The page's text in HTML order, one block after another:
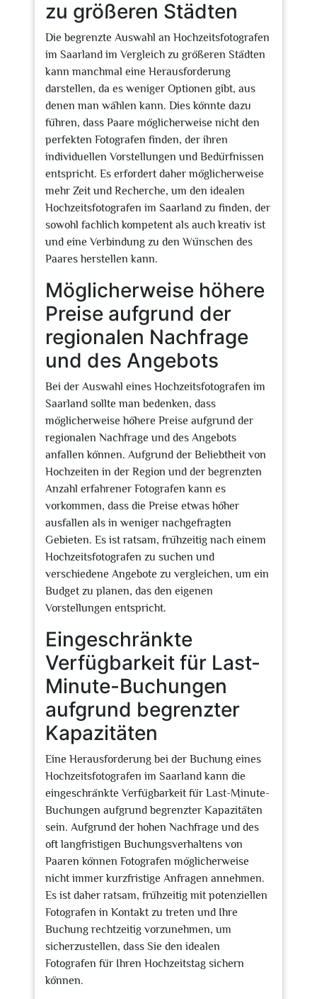
zu größeren Städten
Die begrenzte Auswahl an Hochzeitsfotografen
im Saarland im Vergleich zu größeren Städten
kann manchmal eine Herausforderung
darstellen, da es weniger Optionen gibt, aus
denen man wählen kann. Dies könnte dazu
führen, dass Paare möglicherweise nicht den
perfekten Fotografen finden, der ihren
individuellen Vorstellungen und Bedürfnissen
entspricht. Es erfordert daher möglicherweise
mehr Zeit und Recherche, um den idealen
Hochzeitsfotografen im Saarland zu finden, der
sowohl fachlich kompetent als auch kreativ ist
und eine Verbindung zu den Wünschen des
Paares herstellen kann.
Möglicherweise höhere
Preise aufgrund der
regionalen Nachfrage
und des Angebots
Bei der Auswahl eines Hochzeitsfotografen im
Saarland sollte man bedenken, dass
möglicherweise höhere Preise aufgrund der
regionalen Nachfrage und des Angebots
anfallen können. Aufgrund der Beliebtheit von
Hochzeiten in der Region und der begrenzten
Anzahl erfahrener Fotografen kann es
vorkommen, dass die Preise etwas höher
ausfallen als in weniger nachgefragten
Gebieten. Es ist ratsam, frühzeitig nach einem
Hochzeitsfotografen zu suchen und
verschiedene Angebote zu vergleichen, um ein
Budget zu planen, das den eigenen
Vorstellungen entspricht.
Eingeschränkte
Verfügbarkeit für Last-
Minute-Buchungen
aufgrund begrenzter
Kapazitäten
Eine Herausforderung bei der Buchung eines
Hochzeitsfotografen im Saarland kann die
eingeschränkte Verfügbarkeit für Last-Minute-
Buchungen aufgrund begrenzter Kapazitäten
sein. Aufgrund der hohen Nachfrage und des
oft langfristigen Buchungsverhaltens von
Paaren können Fotografen möglicherweise
nicht immer kurzfristige Anfragen annehmen.
Es ist daher ratsam, frühzeitig mit potenziellen
Fotografen in Kontakt zu treten und Ihre
Buchung rechtzeitig vorzunehmen, um
sicherzustellen, dass Sie den idealen
Fotografen für Ihren Hochzeitstag sichern
können.